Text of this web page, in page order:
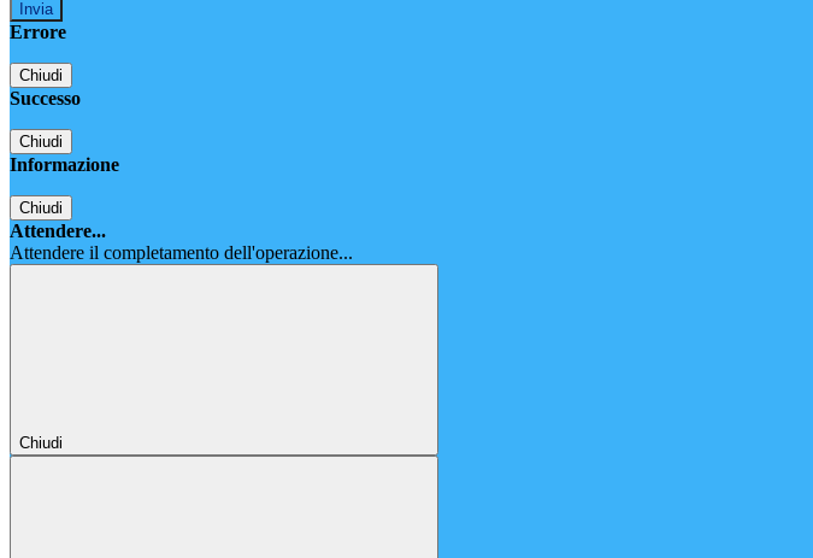
Errore
Chiudi
Successo
Chiudi
Informazione
Chiudi
Attendere...
Attendere il completamento dell'operazione...
Chiudi